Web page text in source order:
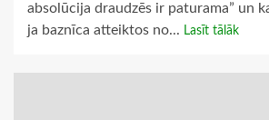
absolūcija draudzēs ir paturama” un
ja baznīca atteiktos no... Lasīt tālāk